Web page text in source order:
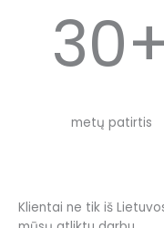
30+
metų patirtis
Klientai ne tik iš